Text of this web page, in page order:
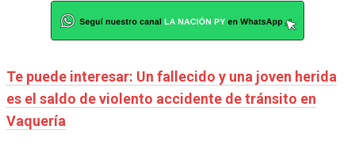
Te puede interesar: Un fallecido y una joven herida
es el saldo de violento accidente de tránsito en
Vaquería